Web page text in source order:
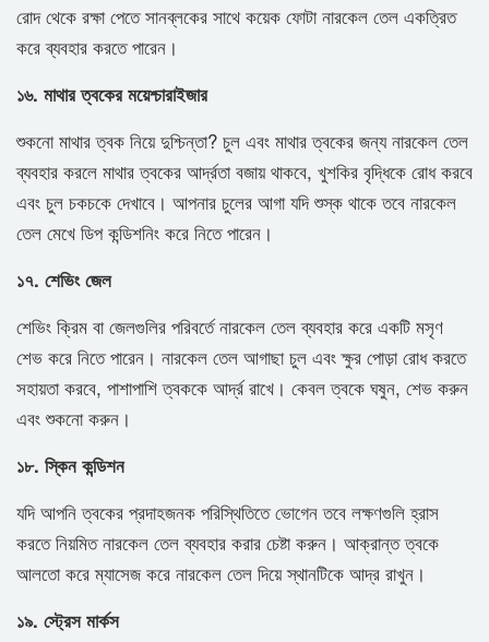
রোদ থেকে রক্ষা পেতে সানব্লকের সাথে কয়েক ফোটা নারকেল তেল একত্রিত
করে ব্যবহার করতে পারেন।
১৬. মাথার ত্বকের ময়েশ্চারাইজার
শুকনো মাথার ত্বক নিয়ে দুশ্চিন্তা? চুল এবং মাথার ত্বকের জন্য নারকেল তেল
ব্যবহার করলে মাথার ত্বকের আর্দ্রতা বজায় থাকবে, খুশকির বৃদ্ধিকে রোধ করবে
এবং চুল চকচকে দেখাবে। আপনার চুলের আগা যদি শুস্ক থাকে তবে নারকেল
তেল মেখে ডিপ কন্ডিশনিং করে নিতে পারেন।
১৭. শেভিং জেল
শেভিং ক্রিম বা জেলগুলির পরিবর্তে নারকেল তেল ব্যবহার করে একটি মসৃণ
শেভ করে নিতে পারেন। নারকেল তেল আগাছা চুল এবং ক্ষুর পোড়া রোধ করতে
সহায়তা করবে, পাশাপাশি ত্বককে আর্দ্র রাখে। কেবল ত্বকে ঘষুন, শেভ করুন
এবং শুকনো করুন।
১৮. স্কিন কন্ডিশন
যদি আপনি ত্বকের প্রদাহজনক পরিস্থিতিতে ভোগেন তবে লক্ষণগুলি হ্রাস
করতে নিয়মিত নারকেল তেল ব্যবহার করার চেষ্টা করুন। আক্রান্ত ত্বকে
আলতো করে ম্যাসেজ করে নারকেল তেল দিয়ে স্থানটিকে আদ্র রাখুন।
১৯. স্ট্রেস মার্কস